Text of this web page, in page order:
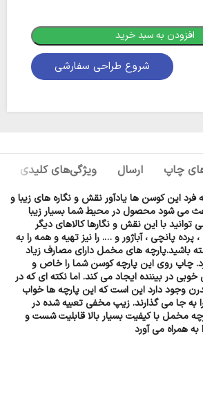
شروع طراحی سفارشی
افزودن به سبد خرید
چاپ ارسال ويژگی‌های کلیدی
این کوسن ها یادآور نقش و نگاره های زیبا و
می شود محصول در محیط شما بسیار زیبا
با این نقش و نگارها کالاهای دیگر
پرده پانچی ، آباژور و …. را نیز تهیه و همه را به
های مخمل دارای مصارف زیاد
چاپ روی این پارچه کوسن شما را خاص و
در بیننده ایجاد می کند. اما نکته ای که در
وجود دارد این است که این پارچه ها خواب
به جا می گذارند. زیپ مخفی تعبیه شده در
مخمل با کیفیت بسیار بالا قابلیت شست و
همراه می آورد